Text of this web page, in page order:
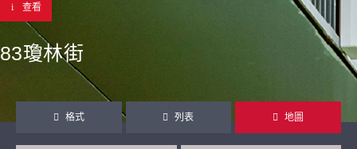
查看
83瓊林街
格式 列表 地圖